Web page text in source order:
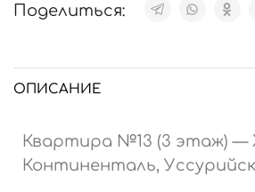
Поделиться:
ОПИСАНИЕ
Квартира №13 (3 этаж)
Континенталь,